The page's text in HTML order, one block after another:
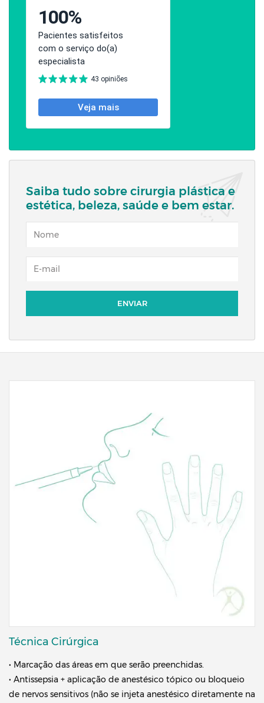
Saiba tudo sobre cirurgia plástica e
estética, beleza, saúde e bem estar.
Técnica Cirúrgica
• Marcação das áreas em que serão preenchidas.
• Antissepsia + aplicação de anestésico tópico ou bloqueio
de nervos sensitivos (não se injeta anestésico diretamente na